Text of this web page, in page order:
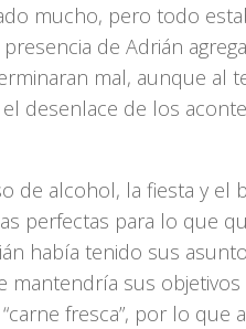
mucho, pero todo
de Adrián
mal, aunque al
desenlace de los
de alcohol, la fiesta y el
perfectas para lo que
había tenido sus
sus objetivos
fresca”, por lo que